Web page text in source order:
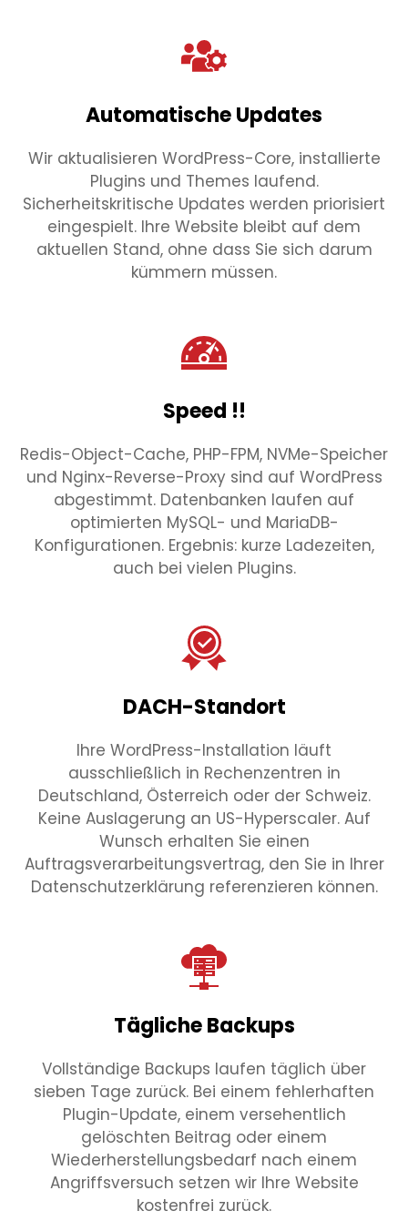
Automatische Updates
Wir aktualisieren WordPress-Core, installierte
Plugins und Themes laufend.
Sicherheitskritische Updates werden priorisiert
eingespielt. Ihre Website bleibt auf dem
aktuellen Stand, ohne dass Sie sich darum
kümmern müssen.
Speed !!
Redis-Object-Cache, PHP-FPM, NVMe-Speicher
und Nginx-Reverse-Proxy sind auf WordPress
abgestimmt. Datenbanken laufen auf
optimierten MySQL- und MariaDB-
Konfigurationen. Ergebnis: kurze Ladezeiten,
auch bei vielen Plugins.
DACH-Standort
Ihre WordPress-Installation läuft
ausschließlich in Rechenzentren in
Deutschland, Österreich oder der Schweiz.
Keine Auslagerung an US-Hyperscaler. Auf
Wunsch erhalten Sie einen
Auftragsverarbeitungsvertrag, den Sie in Ihrer
Datenschutzerklärung referenzieren können.
Tägliche Backups
Vollständige Backups laufen täglich über
sieben Tage zurück. Bei einem fehlerhaften
Plugin-Update, einem versehentlich
gelöschten Beitrag oder einem
Wiederherstellungsbedarf nach einem
Angriffsversuch setzen wir Ihre Website
kostenfrei zurück.